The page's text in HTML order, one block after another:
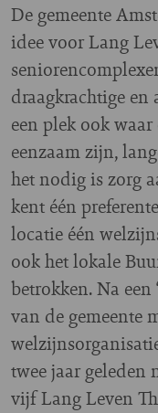
De gemeente
idee voor Lang
draagkrachtige en
een plek ook
eenzaam zijn,
het nodig is zorg
kent één
locatie één
ook het lokale
betrokken. Na een
van de gemeente
twee jaar geleden
vijf Lang Leven